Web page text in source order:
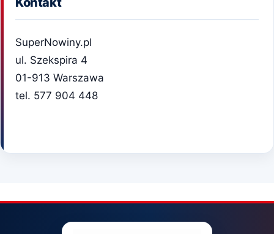
SuperNowiny.pl
ul. Szekspira 4
01-913 Warszawa
tel. 577 904 448